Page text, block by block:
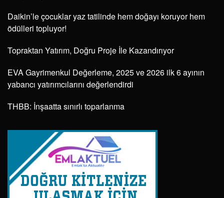
Daikin’le çocuklar yaz tatilinde hem doğayı koruyor hem
ödülleri topluyor!
Topraktan Yatırım, Doğru Proje İle Kazandırıyor
EVA Gayrimenkul Değerleme, 2025 ve 2026 ilk 6 ayının
yabancı yatırımcılarını değerlendirdi
THBB: İnşaatta sınırlı toparlanma